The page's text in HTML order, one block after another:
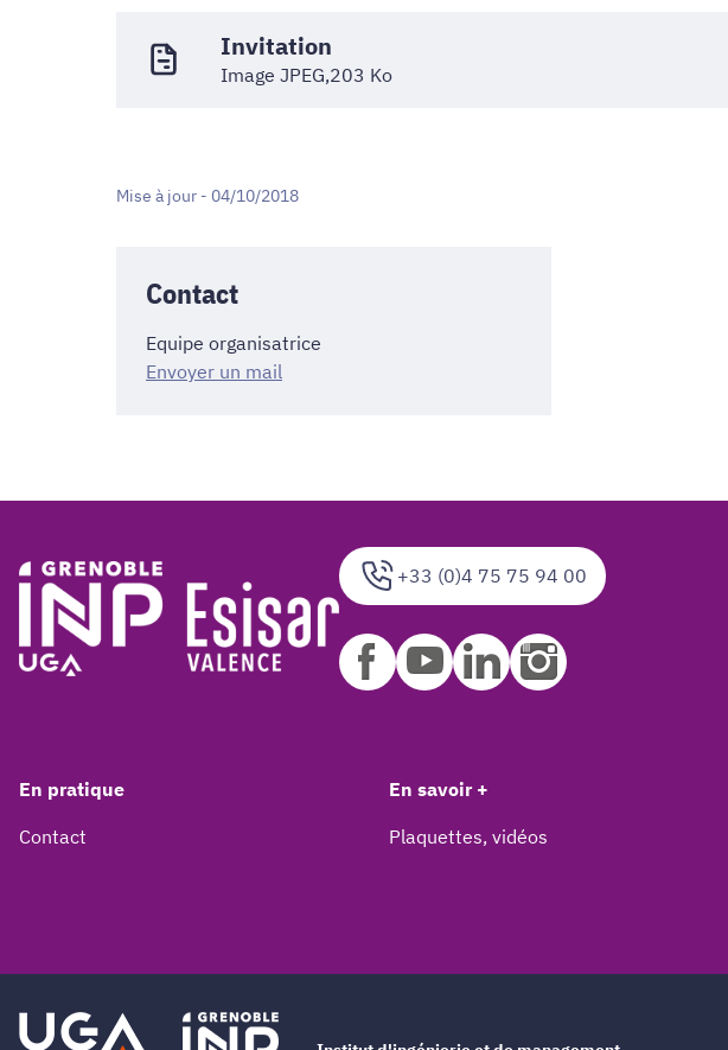
Invitation
Image JPEG,203 Ko
Mise à jour - 04/10/2018
Contact
Equipe organisatrice
Envoyer un mail
+33 (0)4 75 75 94 00
En pratique
Contact
En savoir +
Plaquettes, vidéos